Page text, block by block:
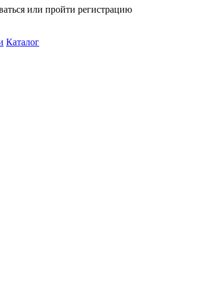
или пройти регистрацию
Каталог